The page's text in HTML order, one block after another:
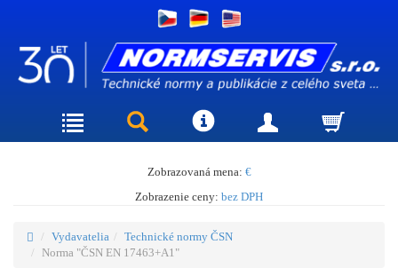
Zobrazovaná mena: €
Zobrazenie ceny: bez DPH
Vydavatelia
Technické normy ČSN
Norma "ČSN EN 17463+A1"